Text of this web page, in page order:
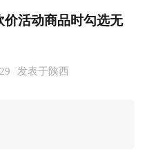
活动商品时勾选无
发表于陕西